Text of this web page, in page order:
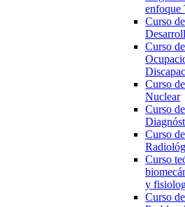
enfoque
Curso
Curso
Curso
Nuclear
Curso
Curso
Curso
y
Curso